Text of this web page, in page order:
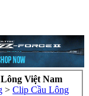
Việt Nam
> Clip Cầu Lông